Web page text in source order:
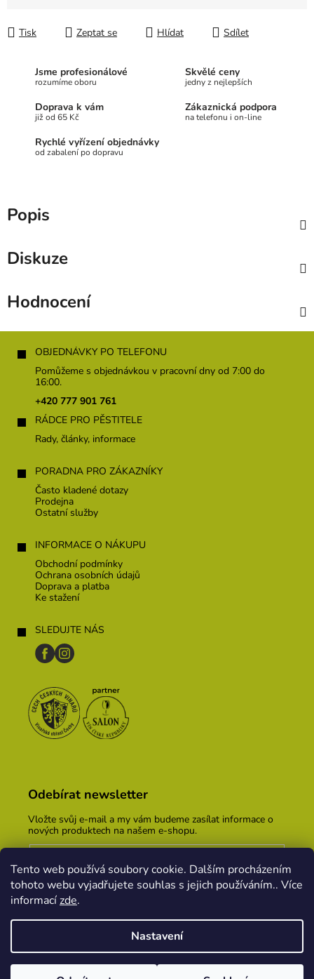
Tento web používá soubory cookie. Dalším procházením
tohoto webu vyjadřujete souhlas s jejich používáním.. Více
informacízde.
Nastavení
Tisk Zeptat se Hlídat Sdílet
Jsme profesionálové
rozumíme oboru
Skvělé ceny
jedny z nejlepších
Doprava k vám
již od 65 Kč
Zákaznická podpora
na telefonu i on-line
Rychlé vyřízení objednávky
od zabalení po dopravu
Popis
Diskuze
Hodnocení
OBJEDNÁVKY PO TELEFONU
Pomůžeme s objednávkou v pracovní dny od 7:00 do
16:00.
+420 777 901 761
RÁDCE PRO PĚSTITELE
Rady, články, informace
PORADNA PRO ZÁKAZNÍKY
Často kladené dotazy
Prodejna
Ostatní služby
INFORMACE O NÁKUPU
Obchodní podmínky
Ochrana osobních údajů
Doprava a platba
Ke stažení
SLEDUJTE NÁS
Odebírat newsletter
Vložte svůj e-mail a my vám budeme zasílat informace o
nových produktech na našem e-shopu.
Vložením e-mailu souhlasíte spodmínkami ochrany
osobních údajů
PŘIHLÁSIT SE